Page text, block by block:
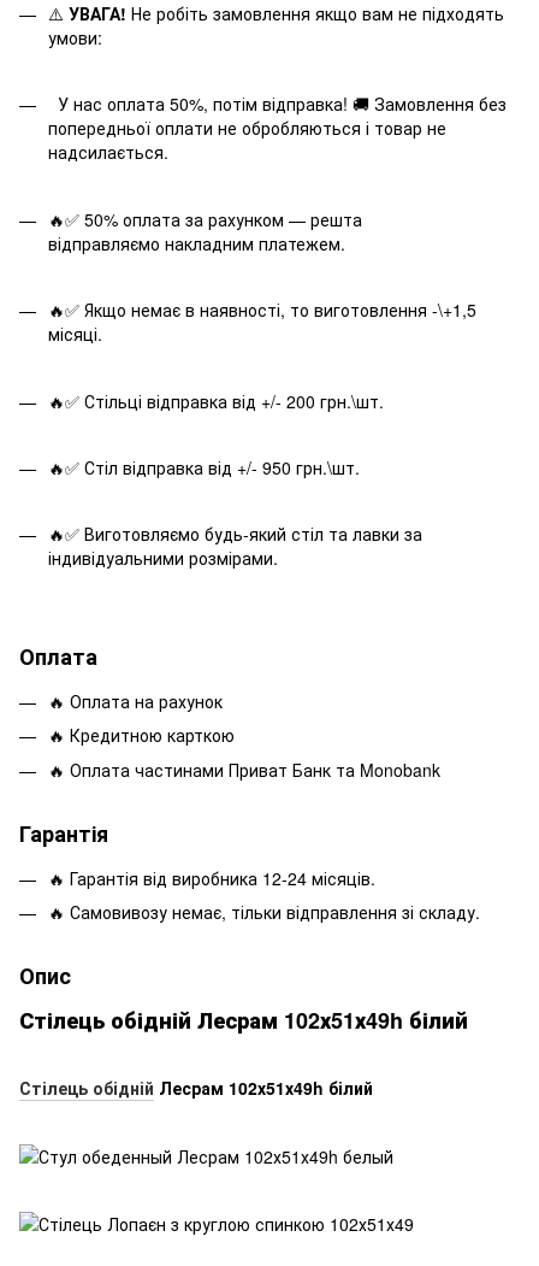
⚠️ УВАГА! Не робіть замовлення якщо вам не підходять
умови:
У нас оплата 50%, потім відправка! 🚚 Замовлення без
попередньої оплати не обробляються і товар не
надсилається.
🔥✅ 50% оплата за рахунком — решта
відправляємо накладним платежем.
🔥✅ Якщо немає в наявності, то виготовлення -\+1,5
місяці.
🔥✅ Стільці відправка від +/- 200 грн.\шт.
🔥✅ Стіл відправка від +/- 950 грн.\шт.
🔥✅ Виготовляємо будь-який стіл та лавки за
індивідуальними розмірами.
Оплата
🔥 Оплата на рахунок
🔥 Кредитною карткою
🔥 Оплата частинами Приват Банк та Monobank
Гарантія
🔥 Гарантія від виробника 12-24 місяців.
🔥 Самовивозу немає, тільки відправлення зі складу.
Опис
Стілець обідній Лесрам 102х51х49h білий
Стілець обідній Лесрам 102х51х49h білий